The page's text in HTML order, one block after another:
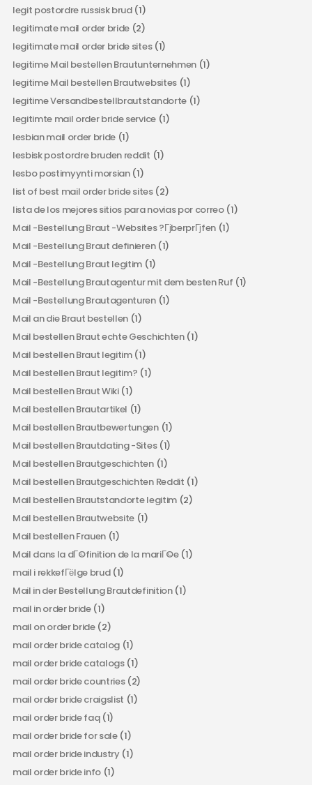
legit postordre russisk brud(1)
legitimate mail order bride (2)
legitimate mail order bride sites(1)
legitime Mail bestellen Brautunternehmen(1)
legitime Mail bestellen Brautwebsites(1)
legitime Versandbestellbrautstandorte(1)
legitimte mail order bride service(1)
lesbian mail order bride (1)
lesbisk postordre bruden reddit (1)
lesbo postimyynti morsian(1)
list of best mail order bride sites(2)
lista de los mejores sitios para novias por correo(1)
Mail -Bestellung Braut -Websites ?ГјberprГјfen(1)
Mail -Bestellung Braut definieren(1)
Mail -Bestellung Braut legitim (1)
Mail -Bestellung Brautagentur mit dem besten Ruf (1)
Mail -Bestellung Brautagenturen(1)
Mail an die Braut bestellen (1)
Mail bestellen Braut echte Geschichten(1)
Mail bestellen Braut legitim(1)
Mail bestellen Braut legitim? (1)
Mail bestellen Braut Wiki(1)
Mail bestellen Brautartikel (1)
Mail bestellen Brautbewertungen(1)
Mail bestellen Brautdating -Sites(1)
Mail bestellen Brautgeschichten(1)
Mail bestellen Brautgeschichten Reddit (1)
Mail bestellen Brautstandorte legitim(2)
Mail bestellen Brautwebsite (1)
Mail bestellen Frauen (1)
Mail dans la dГ©finition de la mariГ©e(1)
mail i rekkefГёlge brud(1)
Mail in der Bestellung Brautdefinition(1)
mail in order bride(1)
mail on order bride(2)
mail order bride catalog (1)
mail order bride catalogs(1)
mail order bride countries(2)
mail order bride craigslist (1)
mail order bride faq(1)
mail order bride for sale(1)
mail order bride industry(1)
mail order bride info (1)